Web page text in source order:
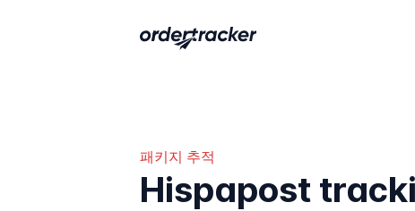
패키지 추적
Hispapost